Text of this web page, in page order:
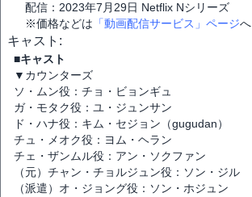
配信：2023年7月29日 Netflix Nシリーズ
※価格などは 「動画配信サービス」ページへ
キャスト:
■キャスト
▼カウンターズ
ソ・ムン役：チョ・ビョンギュ
ガ・モタク役：ユ・ジュンサン
ド・ハナ役：キム・セジョン（gugudan）
チュ・メオク役：ヨム・ヘラン
チェ・ザンムル役：アン・ソクファン
（元）チャン・チョルジュン役：ソン・ジル
（派遣）オ・ジョング役：ソン・ホジュン